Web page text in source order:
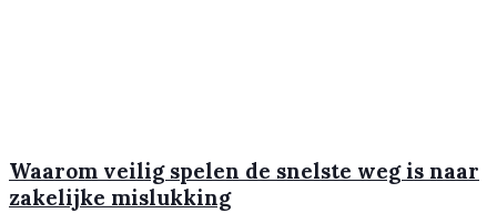
Waarom veilig spelen de snelste weg is naar
zakelijke mislukking